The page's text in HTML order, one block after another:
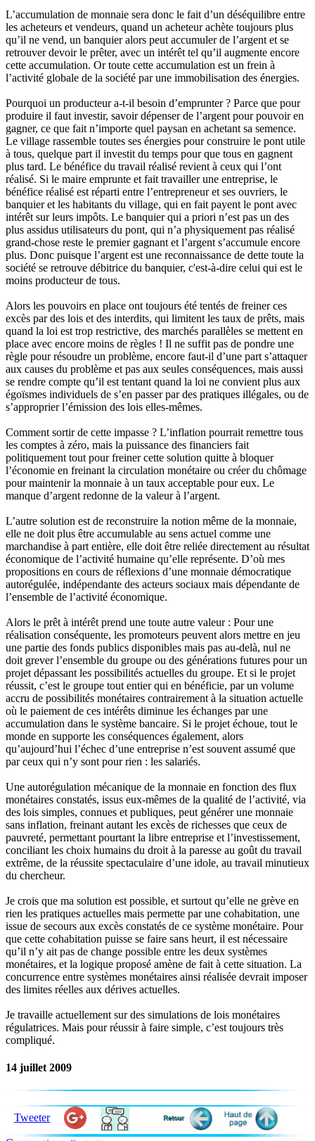
L’accumulation de monnaie sera donc le fait d’un déséquilibre entre
les acheteurs et vendeurs, quand un acheteur achète toujours plus
qu’il ne vend, un banquier alors peut accumuler de l’argent et se
retrouver devoir le prêter, avec un intérêt tel qu’il augmente encore
cette accumulation. Or toute cette accumulation est un frein à
l’activité globale de la société par une immobilisation des énergies.
Pourquoi un producteur a-t-il besoin d’emprunter ? Parce que pour
produire il faut investir, savoir dépenser de l’argent pour pouvoir en
gagner, ce que fait n’importe quel paysan en achetant sa semence.
Le village rassemble toutes ses énergies pour construire le pont utile
à tous, quelque part il investit du temps pour que tous en gagnent
plus tard. Le bénéfice du travail réalisé revient à ceux qui l’ont
réalisé. Si le maire emprunte et fait travailler une entreprise, le
bénéfice réalisé est réparti entre l’entrepreneur et ses ouvriers, le
banquier et les habitants du village, qui en fait payent le pont avec
intérêt sur leurs impôts. Le banquier qui a priori n’est pas un des
plus assidus utilisateurs du pont, qui n’a physiquement pas réalisé
grand-chose reste le premier gagnant et l’argent s’accumule encore
plus. Donc puisque l’argent est une reconnaissance de dette toute la
société se retrouve débitrice du banquier, c'est-à-dire celui qui est le
moins producteur de tous.
Alors les pouvoirs en place ont toujours été tentés de freiner ces
excès par des lois et des interdits, qui limitent les taux de prêts, mais
quand la loi est trop restrictive, des marchés parallèles se mettent en
place avec encore moins de règles ! Il ne suffit pas de pondre une
règle pour résoudre un problème, encore faut-il d’une part s’attaquer
aux causes du problème et pas aux seules conséquences, mais aussi
se rendre compte qu’il est tentant quand la loi ne convient plus aux
égoïsmes individuels de s’en passer par des pratiques illégales, ou de
s’approprier l’émission des lois elles-mêmes.
Comment sortir de cette impasse ? L’inflation pourrait remettre tous
les comptes à zéro, mais la puissance des financiers fait
politiquement tout pour freiner cette solution quitte à bloquer
l’économie en freinant la circulation monétaire ou créer du chômage
pour maintenir la monnaie à un taux acceptable pour eux. Le
manque d’argent redonne de la valeur à l’argent.
L’autre solution est de reconstruire la notion même de la monnaie,
elle ne doit plus être accumulable au sens actuel comme une
marchandise à part entière, elle doit être reliée directement au résultat
économique de l’activité humaine qu’elle représente. D’où mes
propositions en cours de réflexions d’une monnaie démocratique
autorégulée, indépendante des acteurs sociaux mais dépendante de
l’ensemble de l’activité économique.
Alors le prêt à intérêt prend une toute autre valeur : Pour une
réalisation conséquente, les promoteurs peuvent alors mettre en jeu
une partie des fonds publics disponibles mais pas au-delà, nul ne
doit grever l’ensemble du groupe ou des générations futures pour un
projet dépassant les possibilités actuelles du groupe. Et si le projet
réussit, c’est le groupe tout entier qui en bénéficie, par un volume
accru de possibilités monétaires contrairement à la situation actuelle
où le paiement de ces intérêts diminue les échanges par une
accumulation dans le système bancaire. Si le projet échoue, tout le
monde en supporte les conséquences également, alors
qu’aujourd’hui l’échec d’une entreprise n’est souvent assumé que
par ceux qui n’y sont pour rien : les salariés.
Une autorégulation mécanique de la monnaie en fonction des flux
monétaires constatés, issus eux-mêmes de la qualité de l’activité, via
des lois simples, connues et publiques, peut générer une monnaie
sans inflation, freinant autant les excès de richesses que ceux de
pauvreté, permettant pourtant la libre entreprise et l’investissement,
conciliant les choix humains du droit à la paresse au goût du travail
extrême, de la réussite spectaculaire d’une idole, au travail minutieux
du chercheur.
Je crois que ma solution est possible, et surtout qu’elle ne grève en
rien les pratiques actuelles mais permette par une cohabitation, une
issue de secours aux excès constatés de ce système monétaire. Pour
que cette cohabitation puisse se faire sans heurt, il est nécessaire
qu’il n’y ait pas de change possible entre les deux systèmes
monétaires, et la logique proposé amène de fait à cette situation. La
concurrence entre systèmes monétaires ainsi réalisée devrait imposer
des limites réelles aux dérives actuelles.
Je travaille actuellement sur des simulations de lois monétaires
régulatrices. Mais pour réussir à faire simple, c’est toujours très
compliqué.
14 juillet 2009
Tweeter